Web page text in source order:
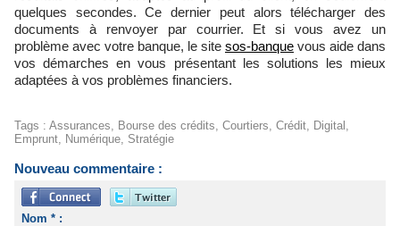
quelques secondes. Ce dernier peut alors télécharger des
documents à renvoyer par courrier. Et si vous avez un
problème avec votre banque, le site sos-banque vous aide dans
vos démarches en vous présentant les solutions les mieux
adaptées à vos problèmes financiers.
Tags : Assurances Bourse des crédits Courtiers Crédit Digital
Emprunt
Numérique Stratégie
Nouveau commentaire :
Nom * :